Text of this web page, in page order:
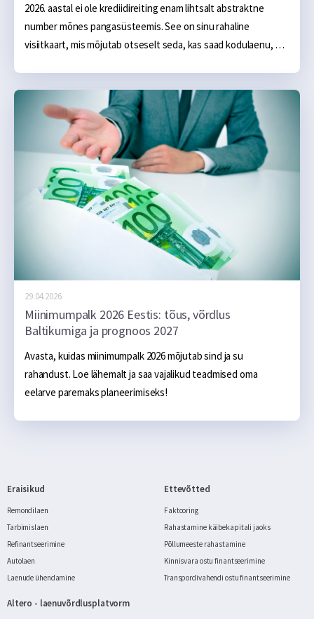
2026. aastal ei ole krediidireiting enam lihtsalt abstraktne
number mõnes pangasüsteemis. See on sinu rahaline
visiitkaart, mis mõjutab otseselt seda, kas saad kodulaenu,
võib hea ja keskmise krediidikäitumise vahe tähendada kogu
laenuperioodi peale tuhandeid eurosid lisakulu.
29.04.2026.
Miinimumpalk 2026 Eestis: tõus, võrdlus
Baltikumiga ja prognoos 2027
Avasta, kuidas miinimumpalk 2026 mõjutab sind ja su
rahandust. Loe lähemalt ja saa vajalikud teadmised oma
eelarve paremaks planeerimiseks!
Eraisikud
Remondilaen
Tarbimislaen
Refinantseerimine
Autolaen
Laenude ühendamine
Ettevõtted
Faktooring
Rahastamine käibekapitali jaoks
Põllumeeste rahastamine
Kinnisvara ostu finantseerimine
Transpordivahendi ostu finantseerimine
Altero - laenuvõrdlusplatvorm